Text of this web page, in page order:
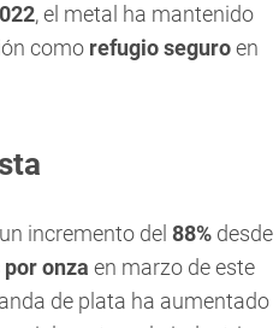
, el metal ha mantenido
como refugio seguroen
incremento del 88% desde
onza en marzo de este
de plata ha aumentado